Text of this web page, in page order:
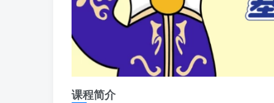
课程简介